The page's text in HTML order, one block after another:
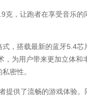
，让跑者在享受音乐的
，搭载最新的蓝牙5.4
为用户带来更加立体
密性。
提供了流畅的游戏体验